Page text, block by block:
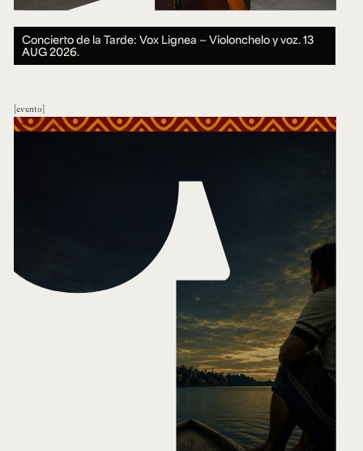
Concierto de la Tarde: Vox Lignea — Violonchelo y voz.13
AUG 2026.
evento